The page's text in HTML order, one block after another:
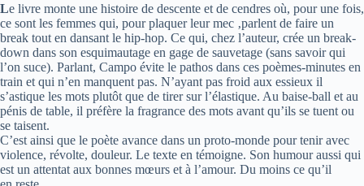
Le livre monte une his­toire de des­cente et de cendres où, pour une fois,
ce sont les femmes qui, pour pla­quer leur mec ‚parlent de faire un
break tout en dan­sant le hip-hop. Ce qui, chez l’auteur, crée un break-
down dans son esqui­mau­tage en gage de sau­ve­tage (sans savoir qui
l’on suce). Par­lant, Campo évite le pathos dans ces poèmes-minutes en
train et qui n’en manquent pas. N’ayant pas froid aux essieux il
s’astique les mots plu­tôt que de tirer sur l’élastique. Au baise-ball et au
pénis de table, il pré­fère la fra­grance des mots avant qu’ils se tuent ou
se taisent.
C’est ainsi que le poète avance dans un proto-monde pour tenir avec
vio­lence, révolte, dou­leur. Le texte en témoigne. Son humour aussi qui
est un atten­tat aux bonnes mœurs et à l’amour. Du moins ce qu’il